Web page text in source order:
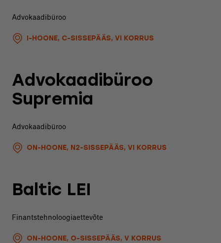
Advokaadibüroo
I-HOONE, C-SISSEPÄÄS, VI KORRUS
Advokaadibüroo
Supremia
Advokaadibüroo
ON-HOONE, N2-SISSEPÄÄS, VI KORRUS
Baltic LEI
Finantstehnoloogiaettevõte
ON-HOONE, O-SISSEPÄÄS, V KORRUS